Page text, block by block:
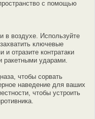
с помощью
в воздухе. Используйте
ключевые
отразите контратаки
ракетными ударами.
чтобы сорвать
наведение для ваших
чтобы устроить